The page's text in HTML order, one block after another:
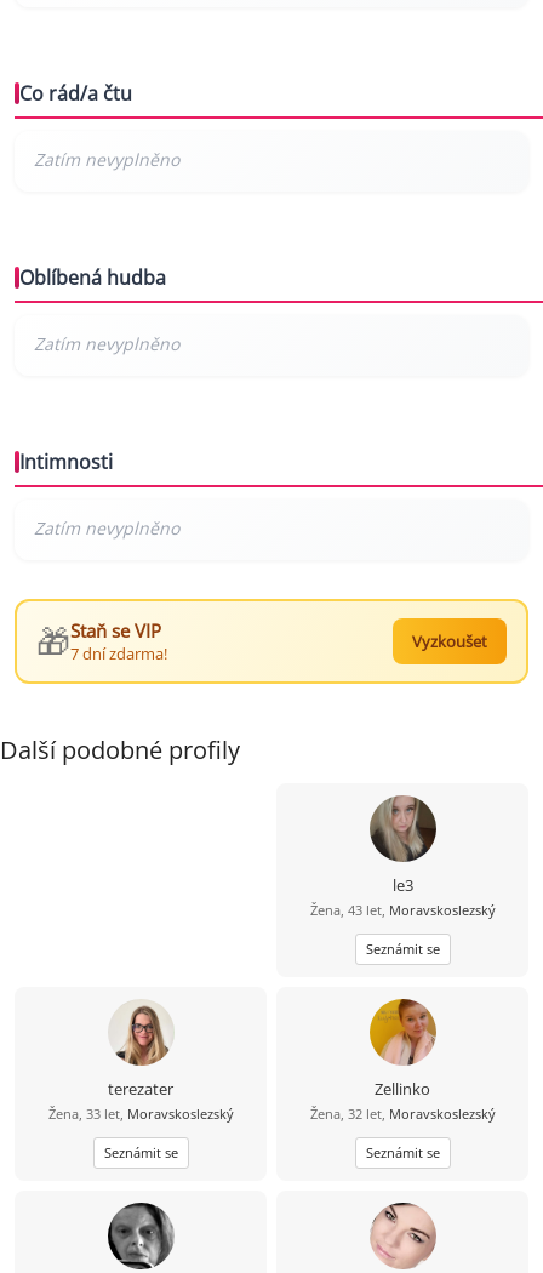
Co rád/a čtu
Oblíbená hudba
Intimnosti
🎁Staň se VIP
7 dní zdarma!
Vyzkoušet
Další podobné profily
le3
Žena, 43 let, Moravskoslezský
Seznámit se
terezater
Žena, 33 let, Moravskoslezský
Seznámit se
Zellinko
Žena, 32 let, Moravskoslezský
Seznámit se